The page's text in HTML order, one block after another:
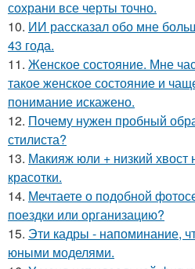
сохрани все черты точно.
10. ИИ рассказал обо мне
43 года.
11. Женское состояние. Мне
такое женское состояние и
понимание искажено.
12. Почему нужен пробный
стилиста?
13. Макияж юли + низкий хвост
красотки.
14. Мечтаете о подобной
поездки или организацию?
15. Эти кадры - напоминание,
юными моделями.